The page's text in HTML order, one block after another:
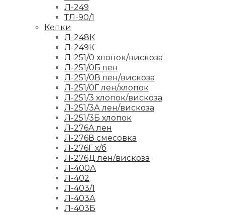
Л-249
ТЛ-90/1
Кепки
Л-248К
Л-249К
Л-251/0 хлопок/вискоза
Л-251/0Б лен
Л-251/0В лен/вискоза
Л-251/0Г лен/хлопок
Л-251/3 хлопок/вискоза
Л-251/3А лен/вискоза
Л-251/3Б хлопок
Л-276А лен
Л-276В смесовка
Л-276Г х/б
Л-276Д лен/вискоза
Л-400А
Л-402
Л-403/1
Л-403А
Л-403Б